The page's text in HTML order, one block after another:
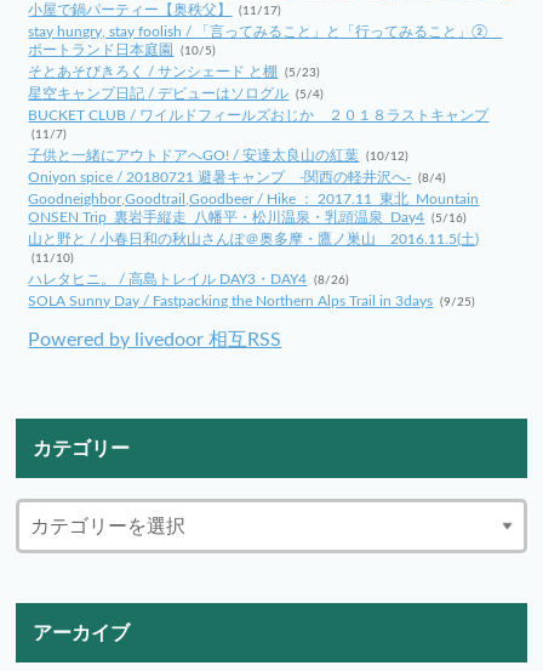
小屋で鍋パーティー【奥秩父】
(11/17)
stay hungry, stay foolish / 「言ってみること」と「行ってみること」②
ポートランド日本庭園
(10/5)
そとあそびきろく / サンシェード と棚 (5/23)
星空キャンプ日記 / デビューはソログル (5/4)
BUCKET CLUB / ワイルドフィールズおじか ２０１８ラストキャンプ
(11/7)
子供と一緒にアウトドアへGO! / 安達太良山の紅葉 (10/12)
Oniyon spice / 20180721 避暑キャンプ -関西の軽井沢へ- (8/4)
Goodneighbor,Goodtrail,Goodbeer / Hike ： 2017.11_東北_Mountain
ONSEN Trip_裏岩手縦走_八幡平・松川温泉・乳頭温泉_Day4 (5/16)
山と野と / 小春日和の秋山さんぽ＠奥多摩・鷹ノ巣山 2016.11.5(土)
(11/10)
ハレタヒニ。 / 高島トレイル DAY3・DAY4 (8/26)
SOLA Sunny Day / Fastpacking the Northern Alps Trail in 3days (9/25)
Powered by livedoor 相互RSS
カテゴリー
アーカイブ